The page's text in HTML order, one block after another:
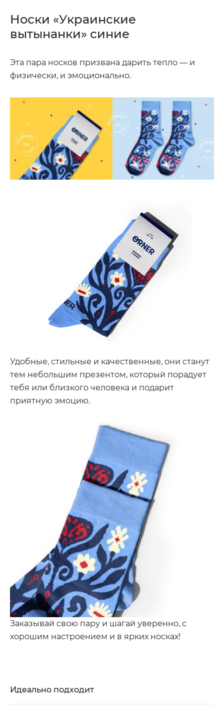
Носки «Украинские
вытынанки» синие
Эта пара носков призвана дарить тепло — и
физически, и эмоционально.
Удобные, стильные и качественные, они станут
тем небольшим презентом, который порадует
тебя или близкого человека и подарит
приятную эмоцию.
Заказывай свою пару и шагай уверенно, с
хорошим настроением и в ярких носках!
Идеально подходит